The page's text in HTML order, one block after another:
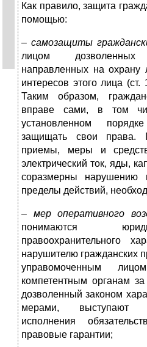
Как правило, защита
помощью:
– самозащиты
лицом
направленных на
интересов этого лица (ст.
Таким образом,
вправе сами, в том
установленном
защищать свои права.
приемы, меры и
электрический ток, яды,
соразмерны
пределы действий,
– мер оперативного
понимаются
правоохранительного
нарушителю гражданских
управомоченным
компетентным органам
дозволенный законом
мерами, выступают
исполнения
правовые гарантии;